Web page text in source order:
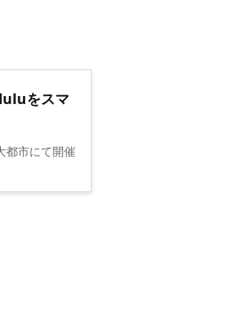
をスマ
都市にて開催